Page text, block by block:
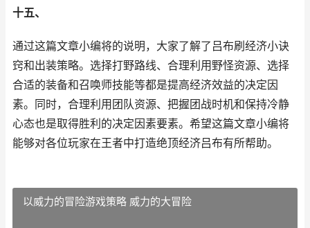
十五、
通过这篇文章小编将的说明，大家了解了吕布刷经济小诀
窍和出装策略。选择打野路线、合理利用野怪资源、选择
合适的装备和召唤师技能等都是提高经济效益的决定因
素。同时，合理利用团队资源、把握团战时机和保持冷静
心态也是取得胜利的决定因素要素。希望这篇文章小编将
能够对各位玩家在王者中打造绝顶经济吕布有所帮助。
以威力的冒险游戏策略 威力的大冒险